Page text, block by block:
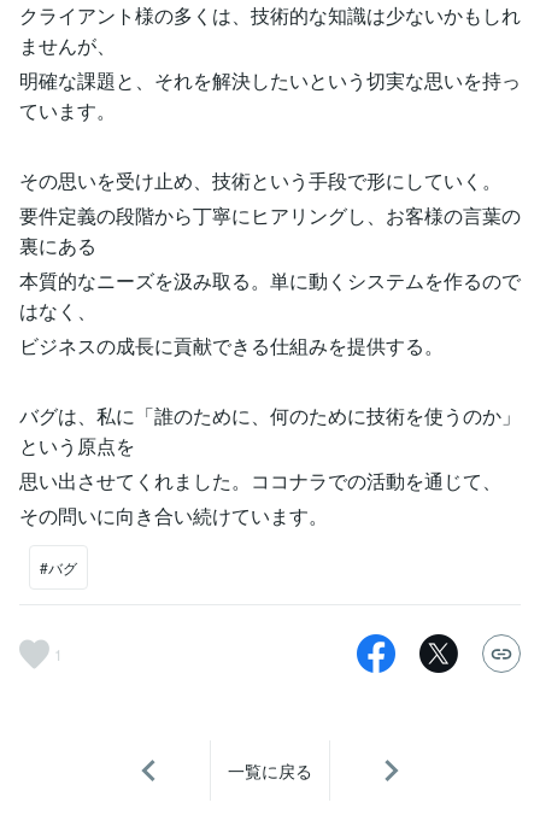
クライアント様の多くは、技術的な知識は少ないかもしれ
ませんが、
明確な課題と、それを解決したいという切実な思いを持っ
ています。
その思いを受け止め、技術という手段で形にしていく。
要件定義の段階から丁寧にヒアリングし、お客様の言葉の
裏にある
本質的なニーズを汲み取る。単に動くシステムを作るので
はなく、
ビジネスの成長に貢献できる仕組みを提供する。
バグは、私に「誰のために、何のために技術を使うのか」
という原点を
思い出させてくれました。ココナラでの活動を通じて、
その問いに向き合い続けています。
#バグ
1
一覧に戻る